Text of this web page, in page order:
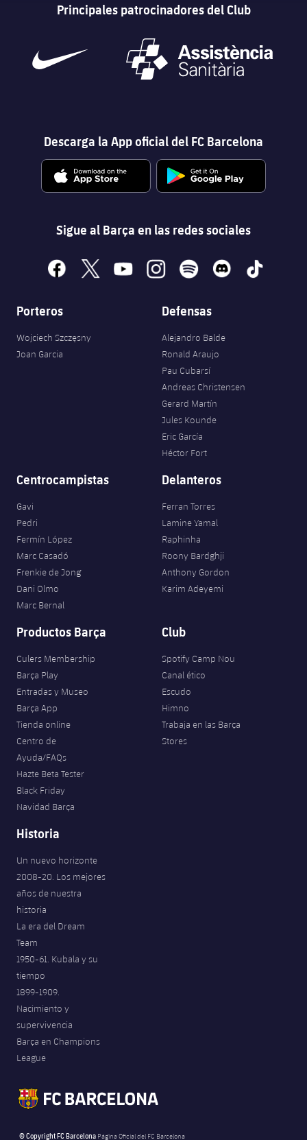
Principales patrocinadores del Club
Descarga la App oficial del FC Barcelona
Sigue al Barça en las redes sociales
facebook
x youtubeinstagramspotify discord tiktok
Porteros
Wojciech Szczęsny
Joan Garcia
Defensas
Alejandro Balde
Ronald Araujo
Pau Cubarsí
Andreas Christensen
Gerard Martín
Jules Kounde
Eric García
Héctor Fort
Centrocampistas
Gavi
Pedri
Fermín López
Marc Casadó
Frenkie de Jong
Dani Olmo
Marc Bernal
Delanteros
Ferran Torres
Lamine Yamal
Raphinha
Roony Bardghji
Anthony Gordon
Karim Adeyemi
Productos Barça
Culers Membership
Barça Play
Entradas y Museo
Barça App
Tienda online
Centro de
Ayuda/FAQs
Hazte Beta Tester
Black Friday
Navidad Barça
Club
Spotify Camp Nou
Canal ético
Escudo
Himno
Trabaja en las Barça
Stores
Historia
Un nuevo horizonte
2008-20. Los mejores
años de nuestra
historia
La era del Dream
Team
1950-61. Kubala y su
tiempo
1899-1909.
Nacimiento y
supervivencia
Barça en Champions
League
© Copyright FC Barcelona Página Oficial del FC Barcelona